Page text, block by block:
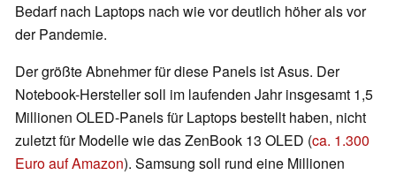
Bedarf nach Laptops nach wie vor deutlich höher als vor
der Pandemie.
Der größte Abnehmer für diese Panels ist Asus. Der
Notebook-Hersteller soll im laufenden Jahr insgesamt 1,5
Millionen OLED-Panels für Laptops bestellt haben, nicht
zuletzt für Modelle wie das ZenBook 13 OLED (ca. 1.300
Euro auf Amazon). Samsung soll rund eine Millionen